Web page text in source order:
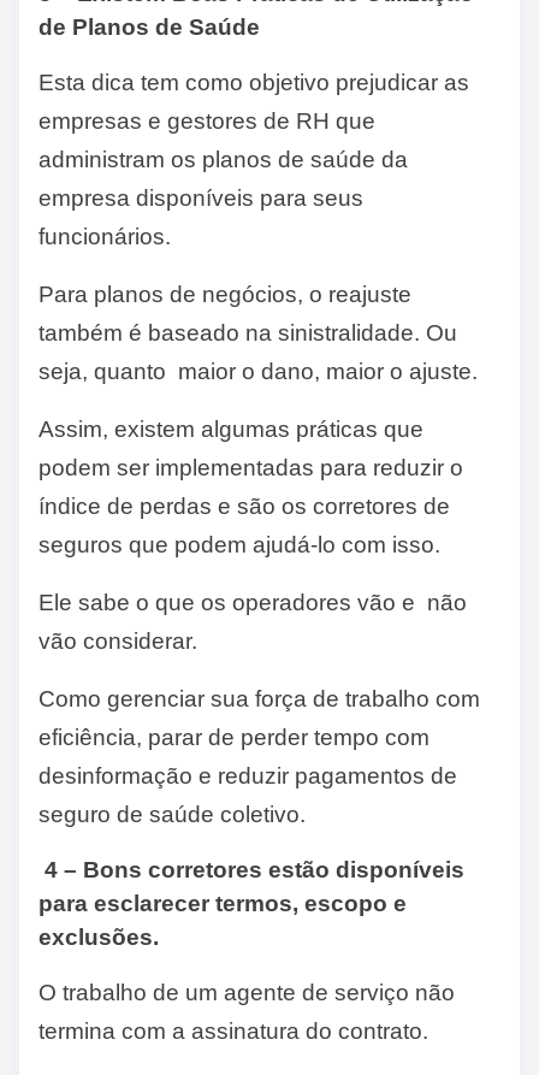
de Planos de Saúde
Esta dica tem como objetivo prejudicar as
empresas e gestores de RH que
administram os planos de saúde da
empresa disponíveis para seus
funcionários.
Para planos de negócios, o reajuste
também é baseado na sinistralidade. Ou
seja, quanto maior o dano, maior o ajuste.
Assim, existem algumas práticas que
podem ser implementadas para reduzir o
índice de perdas e são os corretores de
seguros que podem ajudá-lo com isso.
Ele sabe o que os operadores vão e não
vão considerar.
Como gerenciar sua força de trabalho com
eficiência, parar de perder tempo com
desinformação e reduzir pagamentos de
seguro de saúde coletivo.
4 – Bons corretores estão disponíveis
para esclarecer termos, escopo e
exclusões.
O trabalho de um agente de serviço não
termina com a assinatura do contrato.